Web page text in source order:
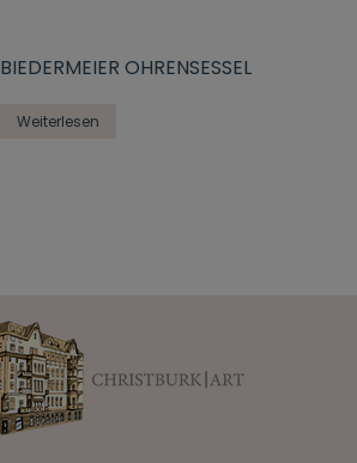
BIEDERMEIER OHRENSESSEL
Weiterlesen